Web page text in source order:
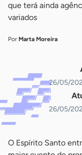
que terá ainda
variados
Por Marta Moreira
26/05/
26/05/
O Espírito Santo